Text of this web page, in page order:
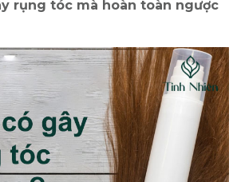
rụng tóc mà hoàn toàn ngược